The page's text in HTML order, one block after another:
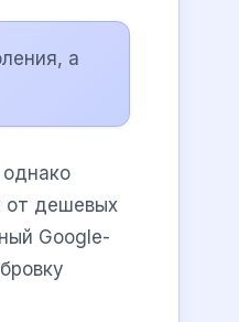
а
от дешевых
Google-